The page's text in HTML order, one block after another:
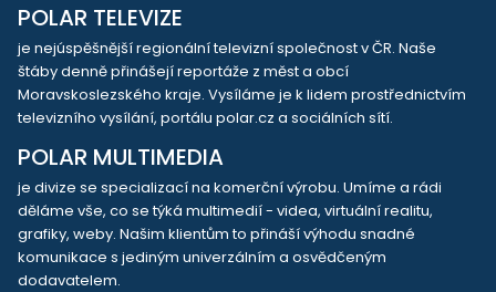
POLAR TELEVIZE
je nejúspěšnější regionální televizní společnost v ČR. Naše
štáby denně přinášejí reportáže z měst a obcí
Moravskoslezského kraje. Vysíláme je k lidem prostřednictvím
televizního vysílání, portálu polar.cz a sociálních sítí.
POLAR MULTIMEDIA
je divize se specializací na komerční výrobu. Umíme a rádi
děláme vše, co se týká multimedií - videa, virtuální realitu,
grafiky, weby. Našim klientům to přináší výhodu snadné
komunikace s jediným univerzálním a osvědčeným
dodavatelem.